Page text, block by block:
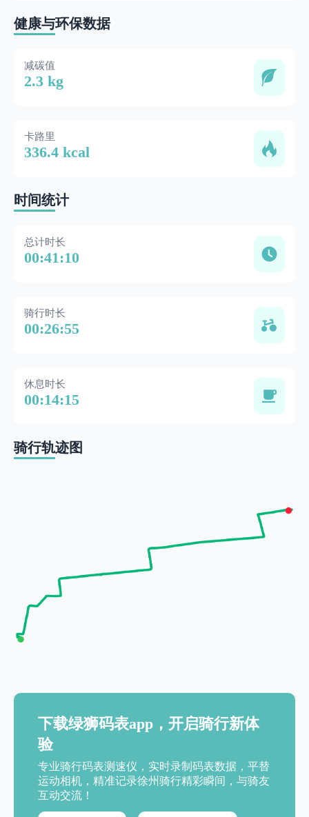
健康与环保数据
减碳值
2.3 kg
卡路里
336.4 kcal
时间统计
总计时长
00:41:10
骑行时长
00:26:55
休息时长
00:14:15
骑行轨迹图
下载绿狮码表app，开启骑行新体
验
专业骑行码表测速仪，实时录制码表数据，平替
运动相机，精准记录徐州骑行精彩瞬间，与骑友
互动交流！